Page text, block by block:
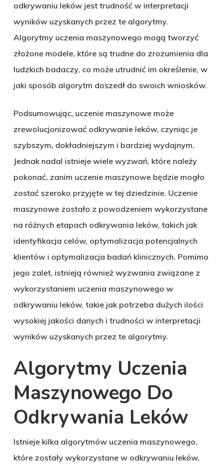
odkrywaniu leków jest trudność w interpretacji
wyników uzyskanych przez te algorytmy.
Algorytmy uczenia maszynowego mogą tworzyć
złożone modele, które są trudne do zrozumienia dla
ludzkich badaczy, co może utrudnić im określenie, w
jaki sposób algorytm doszedł do swoich wniosków.
Podsumowując, uczenie maszynowe może
zrewolucjonizować odkrywanie leków, czyniąc je
szybszym, dokładniejszym i bardziej wydajnym.
Jednak nadal istnieje wiele wyzwań, które należy
pokonać, zanim uczenie maszynowe będzie mogło
zostać szeroko przyjęte w tej dziedzinie. Uczenie
maszynowe zostało z powodzeniem wykorzystane
na różnych etapach odkrywania leków, takich jak
identyfikacja celów, optymalizacja potencjalnych
klientów i optymalizacja badań klinicznych. Pomimo
jego zalet, istnieją również wyzwania związane z
wykorzystaniem uczenia maszynowego w
odkrywaniu leków, takie jak potrzeba dużych ilości
wysokiej jakości danych i trudności w interpretacji
wyników uzyskanych przez te algorytmy.
Algorytmy Uczenia
Maszynowego Do
Odkrywania Leków
Istnieje kilka algorytmów uczenia maszynowego,
które zostały wykorzystane w odkrywaniu leków,